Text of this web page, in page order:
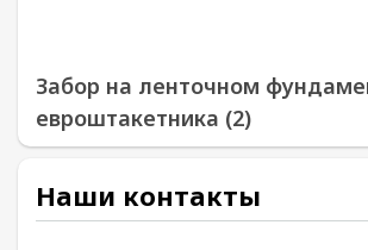
Забор на ленточном
евроштакетника (2)
Наши контакты